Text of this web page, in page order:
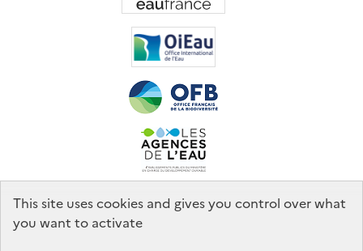
This site uses cookies and gives you control over what
you want to activate